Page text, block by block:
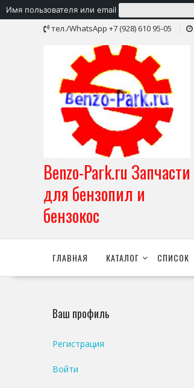
Имя пользователя или email
тел./WhatsApp +7 (928) 610 95-05
Benzo-Park.ru Запчасти
для бензопил и
бензокос
ГЛАВНАЯ КАТАЛОГ СПИСОК
Ваш профиль
Регистрация
Войти